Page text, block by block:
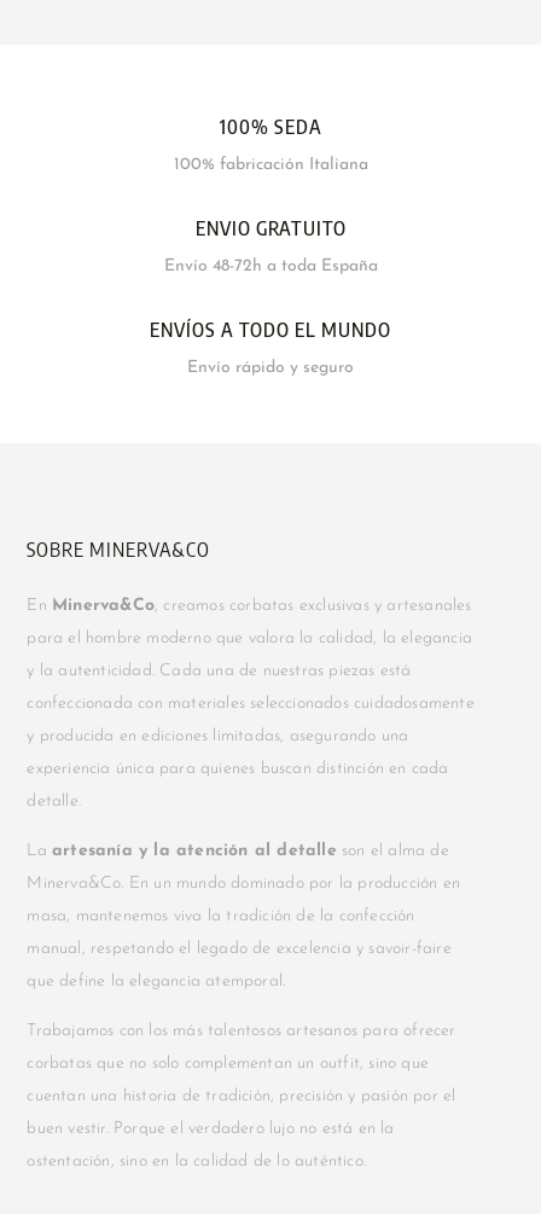
100% SEDA
100% fabricación Italiana
ENVIO GRATUITO
Envío 48-72h a toda España
ENVÍOS A TODO EL MUNDO
Envío rápido y seguro
SOBRE MINERVA&CO
En Minerva&Co, creamos corbatas exclusivas y artesanales
para el hombre moderno que valora la calidad, la elegancia
y la autenticidad. Cada una de nuestras piezas está
confeccionada con materiales seleccionados cuidadosamente
y producida en ediciones limitadas, asegurando una
experiencia única para quienes buscan distinción en cada
detalle.
La artesanía y la atención al detalle son el alma de
Minerva&Co. En un mundo dominado por la producción en
masa, mantenemos viva la tradición de la confección
manual, respetando el legado de excelencia y savoir-faire
que define la elegancia atemporal.
Trabajamos con los más talentosos artesanos para ofrecer
corbatas que no solo complementan un outfit, sino que
cuentan una historia de tradición, precisión y pasión por el
buen vestir. Porque el verdadero lujo no está en la
ostentación, sino en la calidad de lo auténtico.